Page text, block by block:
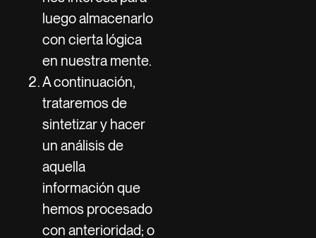
luego almacenarlo
con cierta lógica
en nuestra mente.
A continuación,
trataremos de
sintetizar y hacer
un análisis de
aquella
información que
hemos procesado
con anterioridad; o